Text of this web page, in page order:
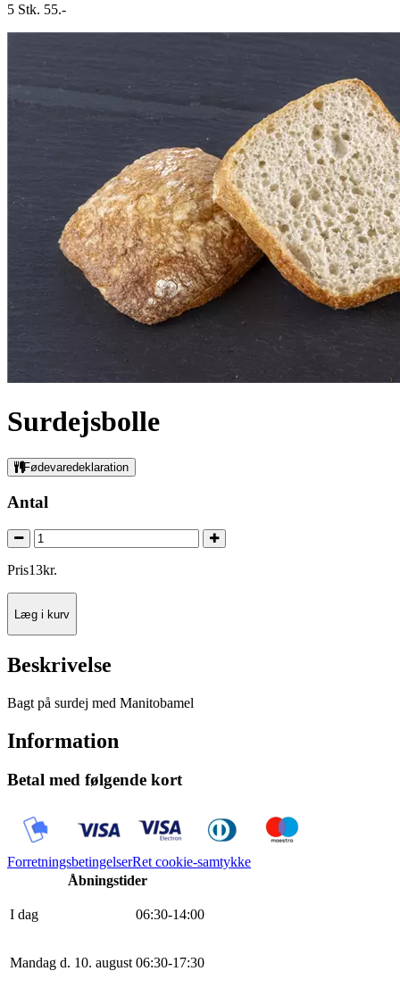
5 Stk. 55.-
Surdejsbolle
Fødevaredeklaration
Antal
Pris13kr.
Læg i kurv
Beskrivelse
Bagt på surdej med Manitobamel
Information
Betal med følgende kort
ForretningsbetingelserRet cookie-samtykke
Åbningstider
I dag 06:30-14:00
Mandag d. 10. august 06:30-17:30